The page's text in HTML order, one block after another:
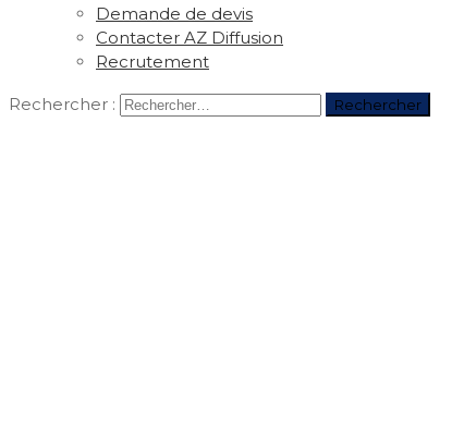
Demande de devis
Contacter AZ Diffusion
Recrutement
Rechercher :